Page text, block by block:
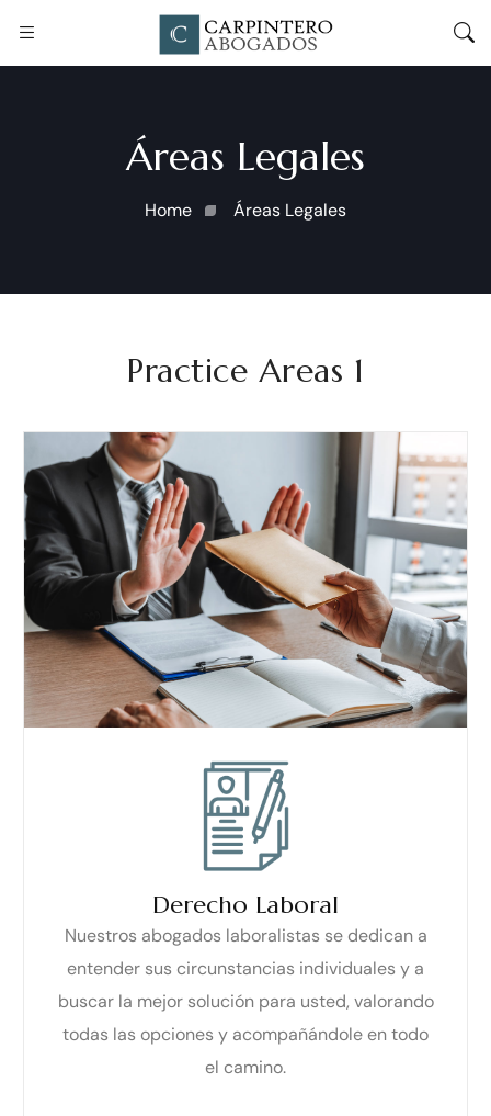
Áreas Legales
Home Áreas Legales
Practice Areas 1
Derecho Laboral
Nuestros abogados laboralistas se dedican a
entender sus circunstancias individuales y a
buscar la mejor solución para usted, valorando
todas las opciones y acompañándole en todo
el camino.